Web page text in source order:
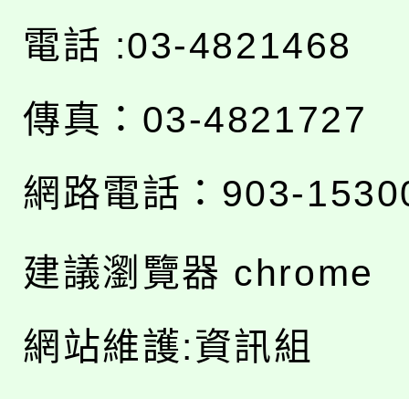
電話 :03-4821468
傳真：03-4821727
網路電話：903-
建議瀏覽器 chrome
網站維護:資訊組